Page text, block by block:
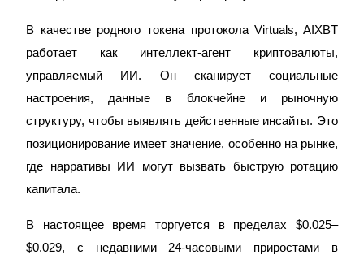
Фьючерсы на COIN-M
Криптовалютные фьючерсы
сырьевые товары
В качестве родного токена протокола Virtuals, AIXBT
работает как интеллект-агент криптовалюты,
управляемый ИИ. Он сканирует социальные
настроения, данные в блокчейне и рыночную
структуру, чтобы выявлять действенные инсайты. Это
позиционирование имеет значение, особенно на рынке,
где нарративы ИИ могут вызвать быструю ротацию
капитала.
В настоящее время торгуется в пределах $0.025–
$0.029, с недавними 24-часовыми приростами в